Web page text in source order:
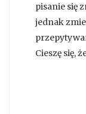
pisanie się
jednak
Cieszę się,